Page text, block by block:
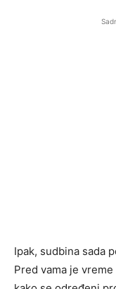
Ipak, sudbina sada
Pred vama je